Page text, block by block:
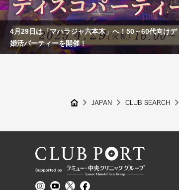
4月29日は「マハラジャ六本木」へ！50～60代向けデ
婚活パーティーを開催！
JAPAN CLUB SEARCH